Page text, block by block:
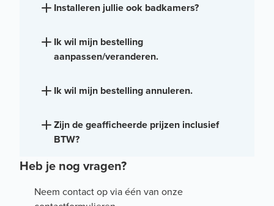
Installeren jullie ook badkamers?
Ik wil mijn bestelling
aanpassen/veranderen.
Ik wil mijn bestelling annuleren.
Zijn de geafficheerde prijzen inclusief
BTW?
Heb je nog vragen?
Neem contact op via één van onze